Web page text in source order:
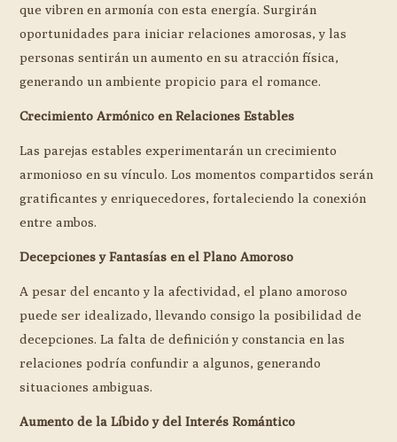
que vibren en armonía con esta energía. Surgirán
oportunidades para iniciar relaciones amorosas, y las
personas sentirán un aumento en su atracción física,
generando un ambiente propicio para el romance.
Crecimiento Armónico en Relaciones Estables
Las parejas estables experimentarán un crecimiento
armonioso en su vínculo. Los momentos compartidos serán
gratificantes y enriquecedores, fortaleciendo la conexión
entre ambos.
Decepciones y Fantasías en el Plano Amoroso
A pesar del encanto y la afectividad, el plano amoroso
puede ser idealizado, llevando consigo la posibilidad de
decepciones. La falta de definición y constancia en las
relaciones podría confundir a algunos, generando
situaciones ambiguas.
Aumento de la Líbido y del Interés Romántico